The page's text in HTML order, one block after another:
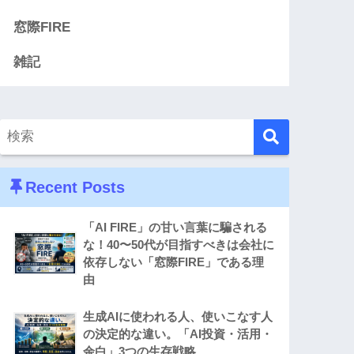
窓際FIRE
雑記
Recent Posts
「AI FIRE」の甘い言葉に騙される
な！40〜50代が目指すべきは会社に
依存しない「窓際FIRE」である理
由
生成AIに使われる人、使いこなす人
の決定的な違い。「AI投資・活用・